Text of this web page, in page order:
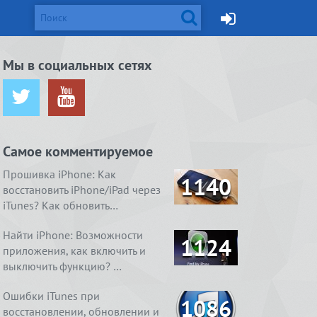
…
4 способа, как очистить
Real Boxing 2 ROCKY.
Ничего
Мы в социальных сетях
Самое комментируемое
Прошивка iPhone: Как
восстановить iPhone/iPad через
iTunes? Как обновить…
1140
Найти iPhone: Возможности
приложения, как включить и
выключить функцию? …
1124
Ошибки iTunes при
восстановлении, обновлении и
1086